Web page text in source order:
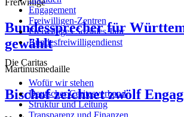
Freiwillige
Bundessprecher für
gewählt
Martinusmedaille
Bischof zeichnet zwölf
Engagement
Freiwilligen-Zentren
Freiwilliges Soziales Jahr
Bundesfreiwilligendienst
Die Caritas
Wofür wir stehen
Deutscher Caritasverband
Struktur und Leitung
Transparenz und Finanzen